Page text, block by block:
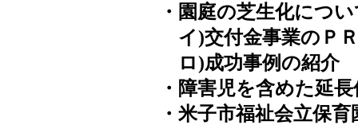
・園庭の芝生化につ
イ)交付金事業のＰ
ロ)成功事例の紹介
・障害児を含めた延
・米子市福祉会立保